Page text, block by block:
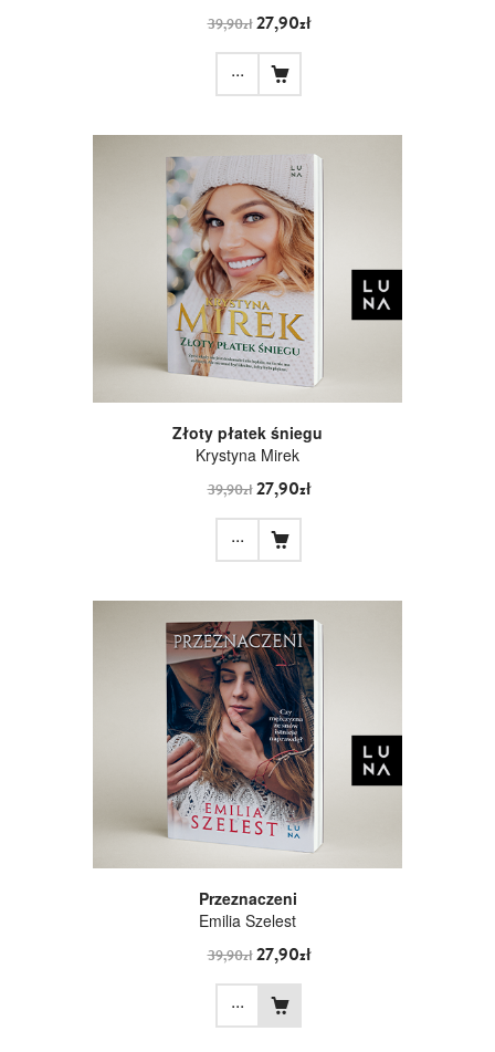
39,90zł27,90zł
...
Złoty płatek śniegu
Krystyna Mirek
39,90zł27,90zł
...
Przeznaczeni
Emilia Szelest
39,90zł27,90zł
...